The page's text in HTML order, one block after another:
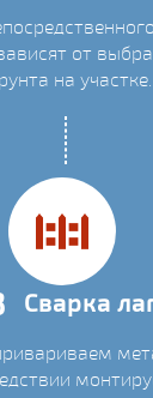
от
на участке.
Сварка